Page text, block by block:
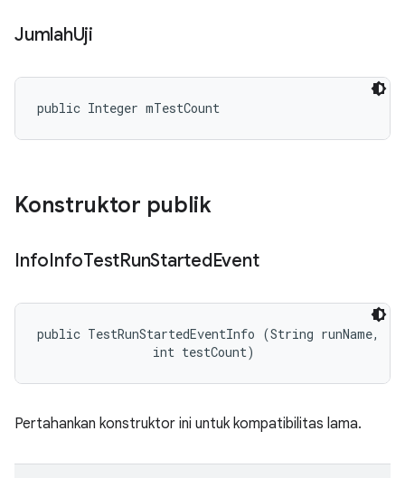
JumlahUji
public Integer mTestCount
Konstruktor publik
InfoInfoTestRunStartedEvent
public TestRunStartedEventInfo (String runName,
                int testCount)
Pertahankan konstruktor ini untuk kompatibilitas lama.